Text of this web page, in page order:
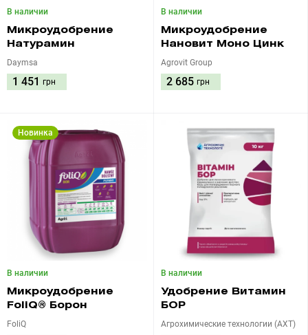
В наличии
Микроудобрение
Натурамин
Daymsa
1 451 грн
В наличии
Микроудобрение
Нановит Моно Цинк
Agrovit Group
2 685 грн
Новинка
В наличии
Микроудобрение
FoliQ® Борон
FoliQ
В наличии
Удобрение Витамин
БОР
Агрохимические технологии (АХТ)